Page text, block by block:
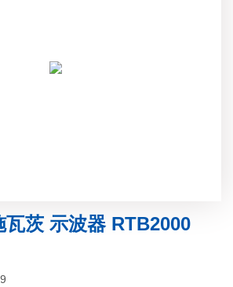
瓦茨 示波器 RTB2000